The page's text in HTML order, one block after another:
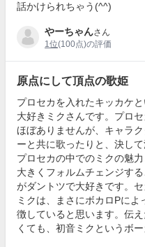
話かけられちゃう(^^)
やーちゃんさん
1位(100点)の評価
原点にして頂点の歌姫
プロセカを入れたキッカケ
大好きミクさんです。プロ
ほぼありませんが、キャラ
ーと共に歌ったりと、決し
プロセカの中でのミクの魅
大きくフォルムチェンジす
がダントツで大好きです。
ミクは、まさにボカロPに
徴していると思います。伝
くても、初音ミクというボ